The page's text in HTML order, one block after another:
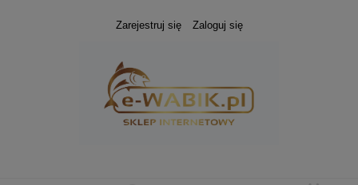
Zarejestruj się Zaloguj się